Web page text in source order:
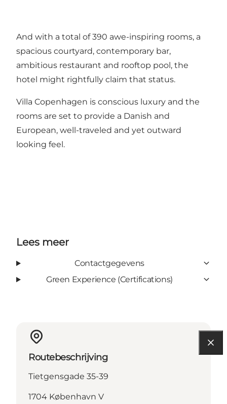
And with a total of 390 awe-inspiring rooms, a
spacious courtyard, contemporary bar,
ambitious restaurant and rooftop pool, the
hotel might rightfully claim that status.
Villa Copenhagen is conscious luxury and the
rooms are set to provide a Danish and
European, well-traveled and yet outward
looking feel.
Lees meer
Contactgegevens
Green Experience (Certifications)
Routebeschrijving
Tietgensgade 35-39
1704 København V